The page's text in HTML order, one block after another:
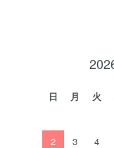
日 月 火
2
3 4